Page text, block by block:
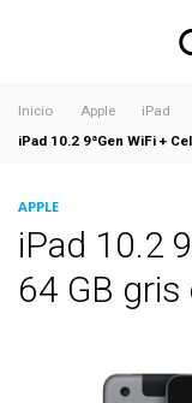
Inicio Apple iPad
iPad 10.2 9ªGen WiFi +
APPLE
iPad 10.2
64 GB gris